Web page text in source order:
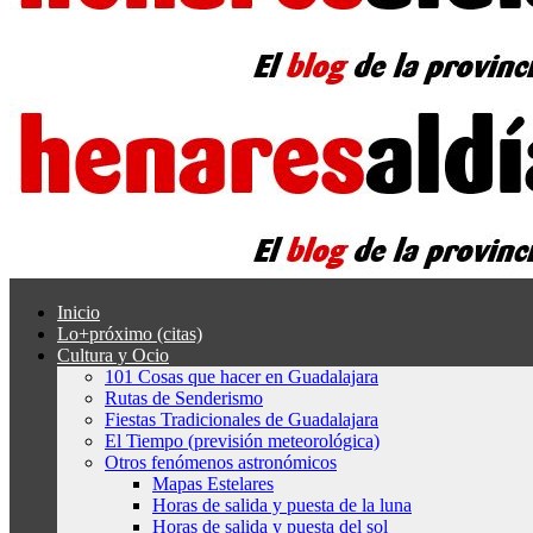
Inicio
Lo+próximo (citas)
Cultura y Ocio
101 Cosas que hacer en Guadalajara
Rutas de Senderismo
Fiestas Tradicionales de Guadalajara
El Tiempo (previsión meteorológica)
Otros fenómenos astronómicos
Mapas Estelares
Horas de salida y puesta de la luna
Horas de salida y puesta del sol